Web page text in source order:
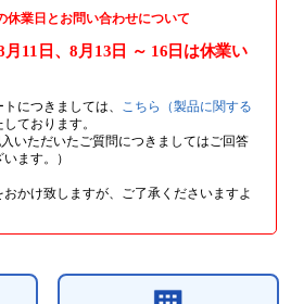
休業日とお問い合わせについて
月11日 、8月13日 ～ 16日 は休業い
につきましては、
こちら（製品に関する
ております。
入いただいたご質問につきましてはご回答
ます。）
かけ致しますが、ご了承くださいますよ